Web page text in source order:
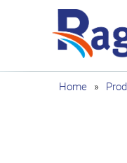
Home »